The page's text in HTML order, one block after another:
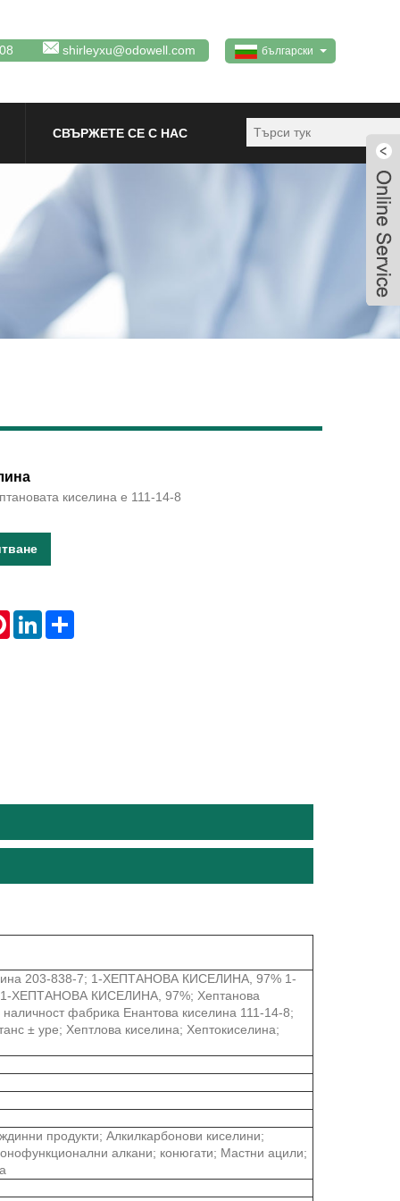
български
shirleyxu@odowell.com
СВЪРЖЕТЕ СЕ С НАС
киселина е 111-14-8
PinterestLinkedInShare
203-838-7; 1-ХЕПТАНОВА КИСЕЛИНА, 97% 1-
КИСЕЛИНА, 97%; Хептанова
фабрика Енантова киселина 111-14-8;
± уре; Хептлова киселина; Хептокиселина;
продукти; Алкилкарбонови киселини;
алкани; конюгати; Мастни ацили;